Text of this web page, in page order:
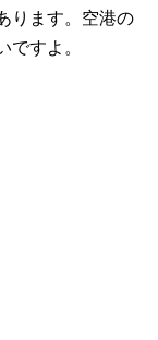
ります。空港の
ですよ。